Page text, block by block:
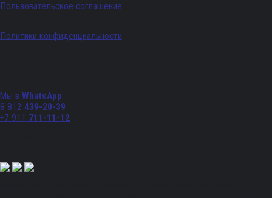
Пользовательское соглашение
Политики конфиденциальности
Мы в WhatsApp
8 812 439-20-39
+7 911 711-11-12